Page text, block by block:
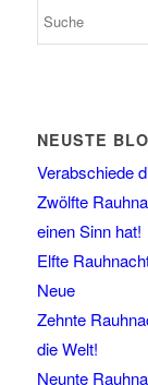
NEUSTE
Verabschiede
Zwölfte
einen Sinn hat!
Elfte
Neue
Zehnte
die Welt!
Neunte